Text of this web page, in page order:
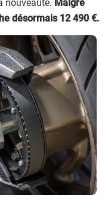
nouveauté. Malgré
désormais 12 490 €.